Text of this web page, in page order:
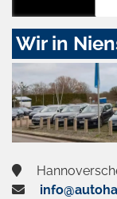
Wir in